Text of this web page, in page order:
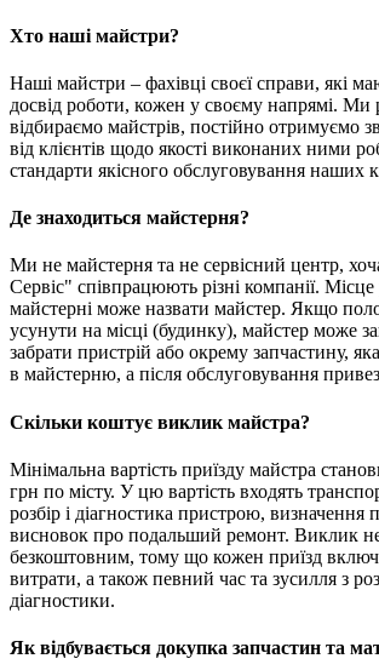
Хто наші майстри?
Наші майстри – фахівці своєї справи, які
досвід роботи, кожен у своєму напрямі. Ми
відбираємо майстрів, постійно отримуємо
від клієнтів щодо якості виконаних ними
стандарти якісного обслуговування наших
Де знаходиться майстерня?
Ми не майстерня та не сервісний центр,
Сервіс" співпрацюють різні компанії.
майстерні може назвати майстер. Якщо
усунути на місці (будинку), майстер може
забрати пристрій або окрему запчастину,
в майстерню, а після обслуговування
Скільки коштує виклик майстра?
Мінімальна вартість приїзду майстра
грн по місту. У цю вартість входять
розбір і діагностика пристрою, визначення
висновок про подальший ремонт. Виклик
безкоштовним, тому що кожен приїзд
витрати, а також певний час та зусилля з
діагностики.
Як відбувається докупка запчастин та